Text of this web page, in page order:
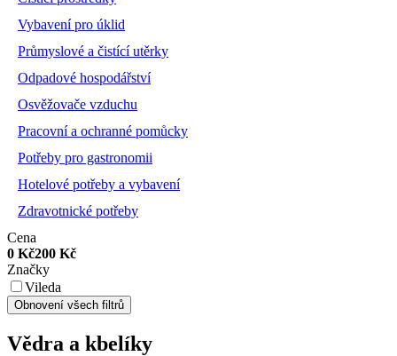
Vybavení pro úklid
Průmyslové a čistící utěrky
Odpadové hospodářství
Osvěžovače vzduchu
Pracovní a ochranné pomůcky
Potřeby pro gastronomii
Hotelové potřeby a vybavení
Zdravotnické potřeby
Cena
0 Kč200 Kč
Značky
Vileda
Obnovení všech filtrů
Vědra a kbelíky